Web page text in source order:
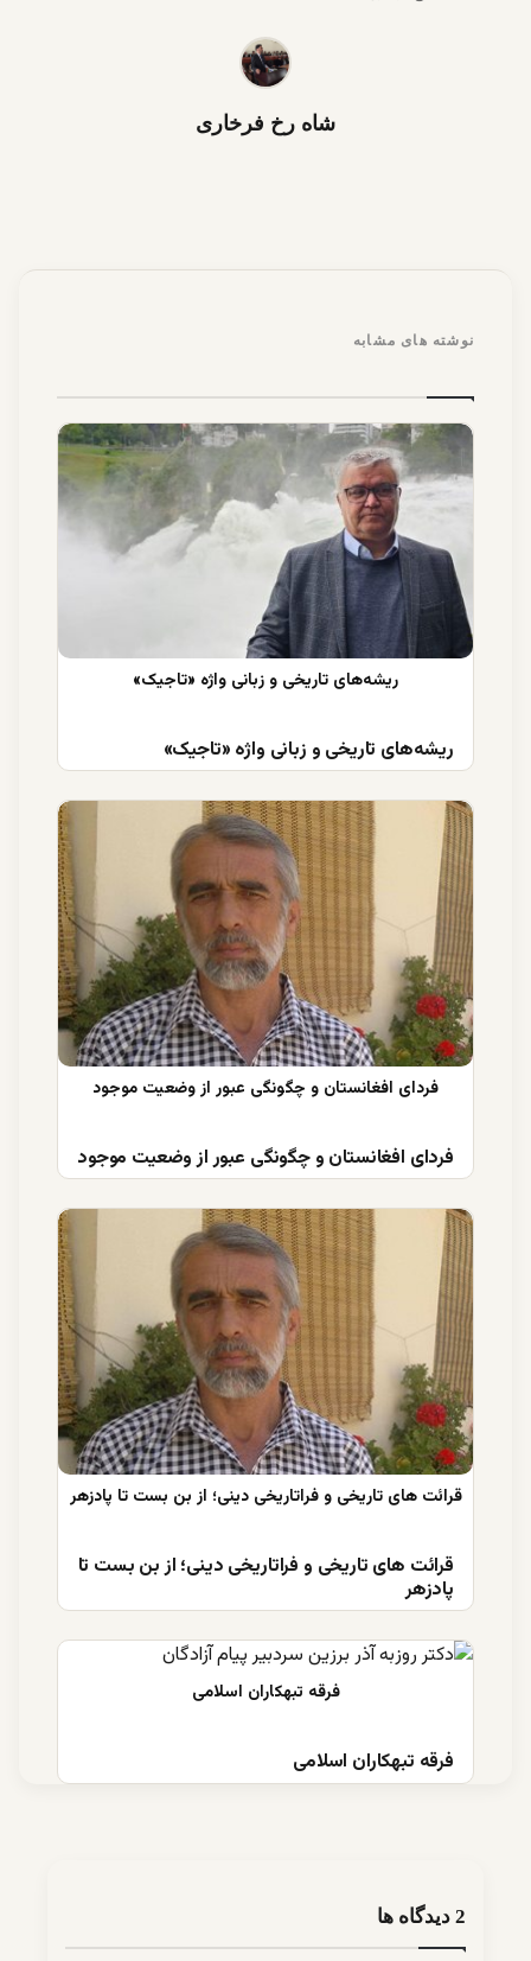
شاه رخ فرخاری
نوشته های مشابه
ریشه‌های تاریخی و زبانی واژه «تاجیک»
فردای افغانستان و چگونگی عبور از وضعیت موجود
قرائت های تاریخی و فراتاریخی دینی؛ از بن بست تا
پادزهر
فرقه تبهکاران اسلامی
‫2 دیدگاه ها